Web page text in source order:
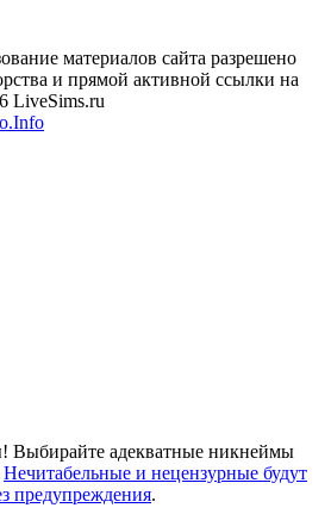
материалов сайта разрешено
и прямой активной ссылки на
LiveSims.ru
Выбирайте адекватные никнеймы
Нечитабельные и нецензурные будут
предупреждения.